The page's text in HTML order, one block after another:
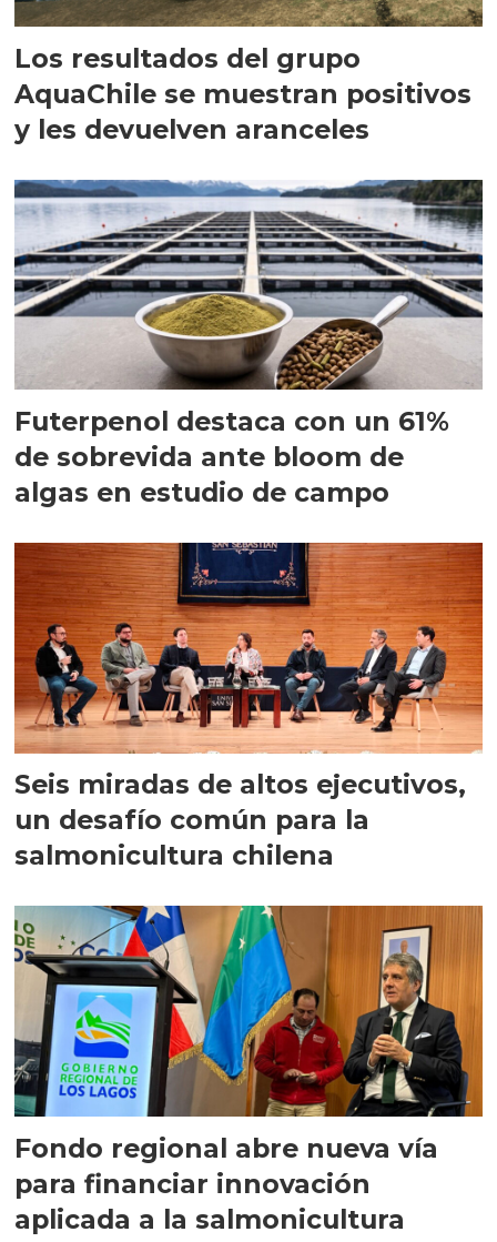
Los resultados del grupo
AquaChile se muestran positivos
y les devuelven aranceles
Futerpenol destaca con un 61%
de sobrevida ante bloom de
algas en estudio de campo
Seis miradas de altos ejecutivos,
un desafío común para la
salmonicultura chilena
Fondo regional abre nueva vía
para financiar innovación
aplicada a la salmonicultura